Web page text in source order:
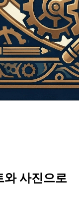
사진으로